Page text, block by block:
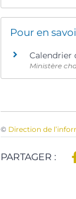
Pour en
Calendrier
Ministère
© Direction de
PARTAGER :